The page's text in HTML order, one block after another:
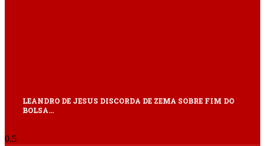
LEANDRO DE JESUS DISCORDA DE ZEMA SOBRE FIM DO
BOLSA…